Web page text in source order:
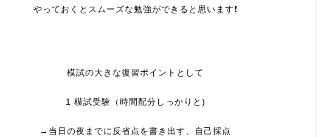
やっておくとスムーズな勉強ができると思います❗️
模試の大きな復習ポイントとして
1 模試受験（時間配分しっかりと)
→当日の夜までに反省点を書き出す、自己採点